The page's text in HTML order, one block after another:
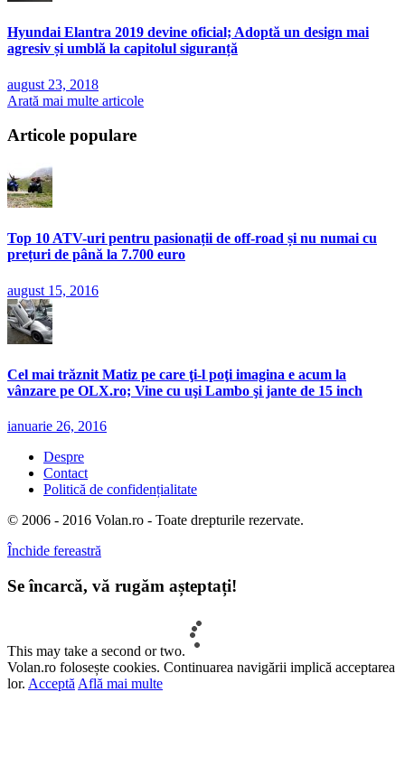
Hyundai Elantra 2019 devine oficial; Adoptă un design mai
agresiv și umblă la capitolul siguranță
august 23, 2018
Arată mai multe articole
Articole populare
Top 10 ATV-uri pentru pasionații de off-road și nu numai cu
prețuri de până la 7.700 euro
august 15, 2016
Cel mai trăznit Matiz pe care ţi-l poţi imagina e acum la
vânzare pe OLX.ro; Vine cu uşi Lambo şi jante de 15 inch
ianuarie 26, 2016
Despre
Contact
Politică de confidențialitate
© 2006 - 2016 Volan.ro - Toate drepturile rezervate.
Închide fereastră
Se încarcă, vă rugăm așteptați!
This may take a second or two.
Volan.ro folosește cookies. Continuarea navigării implică acceptarea
lor. Acceptă Află mai multe